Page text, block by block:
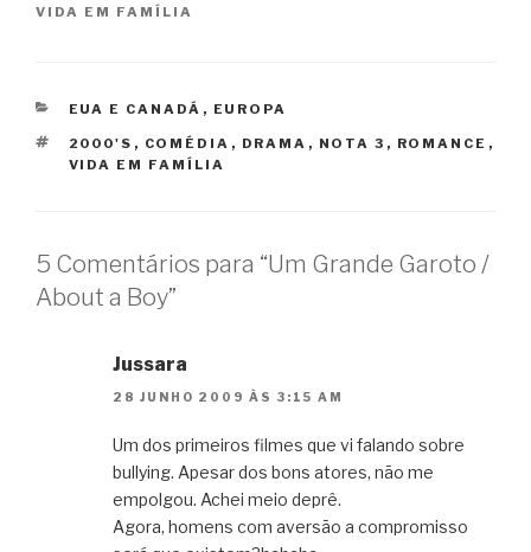
VIDA EM FAMÍLIA
CATEGORIAS
EUA E CANADÁ , EUROPA
TAGS
2000'S , COMÉDIA , DRAMA , NOTA 3 , ROMANCE ,
VIDA EM FAMÍLIA
5 Comentários para “Um Grande Garoto /
About a Boy”
Jussara
28 JUNHO 2009 ÀS 3:15 AM
Um dos primeiros filmes que vi falando sobre
bullying. Apesar dos bons atores, não me
empolgou. Achei meio deprê.
Agora, homens com aversão a compromisso